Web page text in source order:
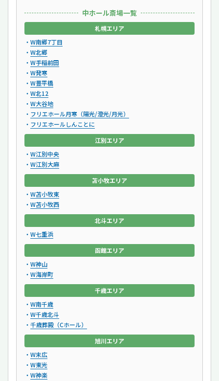
中ホール斎場一覧
札幌エリア
W南郷7丁目
W北郷
W手稲前田
W発寒
W豊平橋
W北12
W大谷地
フリエホール月寒（陽光/澄光/月光）
フリエホールしんことに
江別エリア
W江別中央
W江別大麻
苫小牧エリア
W苫小牧東
W苫小牧西
北斗エリア
W七重浜
函館エリア
W神山
W海岸町
千歳エリア
W南千歳
W千歳北斗
千歳葬殿（Cホール）
旭川エリア
W末広
W東光
W神楽